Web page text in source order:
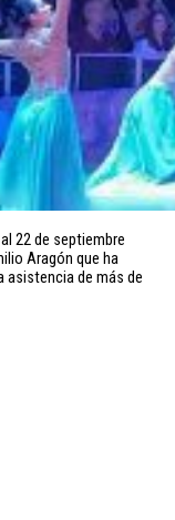
22 de septiembre
Aragón que ha
asistencia de más de